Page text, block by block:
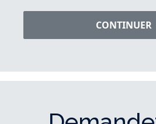
CONTINUER